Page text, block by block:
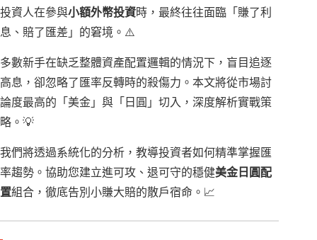
投資人在參與小額外幣投資時，最終往往面臨「賺了利
息、賠了匯差」的窘境。⚠️
多數新手在缺乏整體資產配置邏輯的情況下，盲目追逐
高息，卻忽略了匯率反轉時的殺傷力。本文將從市場討
論度最高的「美金」與「日圓」切入，深度解析實戰策
略。💡
我們將透過系統化的分析，教導投資者如何精準掌握匯
率趨勢。協助您建立進可攻、退可守的穩健美金日圓配
置組合，徹底告別小賺大賠的散戶宿命。📈